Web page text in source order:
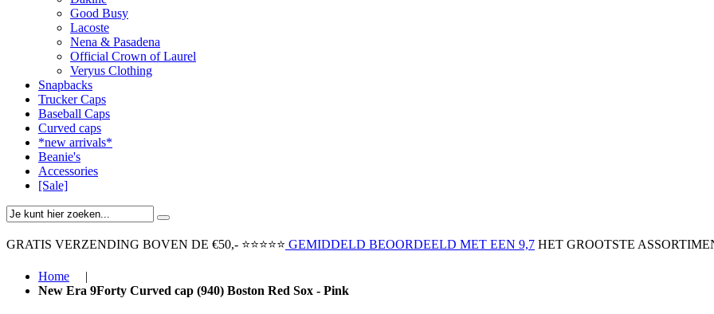
Good Busy
Lacoste
Nena & Pasadena
Official Crown of Laurel
Veryus Clothing
Snapbacks
Trucker Caps
Baseball Caps
Curved caps
*new arrivals*
Beanie's
Accessories
[Sale]
GRATIS VERZENDING BOVEN ​DE €50,-​ ⭐⭐⭐⭐⭐ GEMIDDELD BEOORDEELD MET EEN 9,7 HET GROOTSTE
Home
|
New Era 9Forty Curved cap (940) Boston Red Sox - Pink